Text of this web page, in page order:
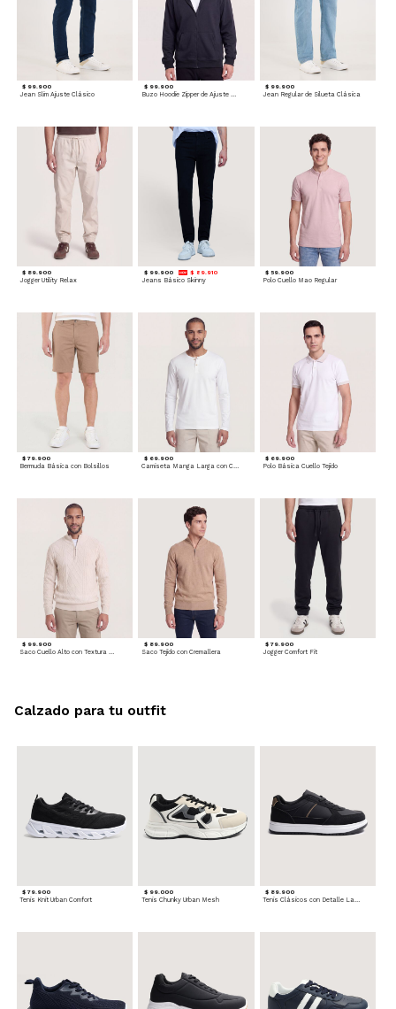
$ 99.900
Jean Slim Ajuste Clásico
$ 99.900
Buzo Hoodie Zipper de Ajuste Cómodo
$ 99.900
Jean Regular de Silueta Clásica
$ 89.900
Jogger Utility Relax
$ 99.900 $ 89.910
Jeans Básico Skinny
$ 59.900
Polo Cuello Mao Regular
$ 79.900
Bermuda Básica con Bolsillos
$ 69.900 $ 69.900
Polo Básica Cuello Tejido
$ 99.900 $ 89.900
Saco Tejido con Cremallera
$ 79.900
Jogger Comfort Fit
$ 79.900
Tenis Knit Urban Comfort
$ 99.000
Tenis Chunky Urban Mesh
$ 89.900
Calzado para tu outfit